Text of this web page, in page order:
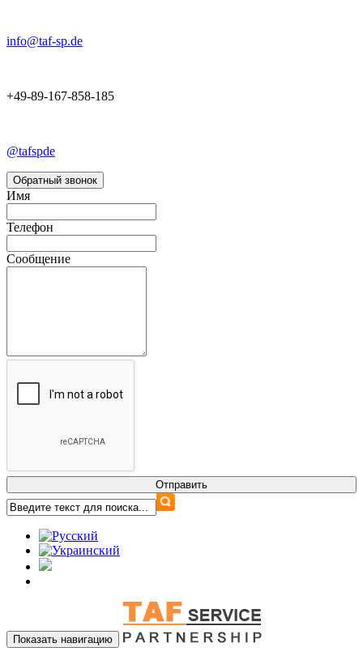
info@taf-sp.de
+49-89-167-858-185
@tafspde
Обратный звонок
Имя
Телефон
Сообщение
Показать навигацию